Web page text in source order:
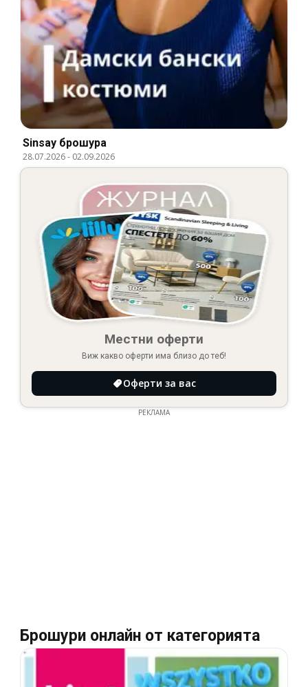
Sinsay брошура
28.07.2026- 02.09.2026
Местни оферти
Виж какво оферти има близо до теб!
Оферти за вас
РЕКЛАМА
Брошури онлайн от категорията